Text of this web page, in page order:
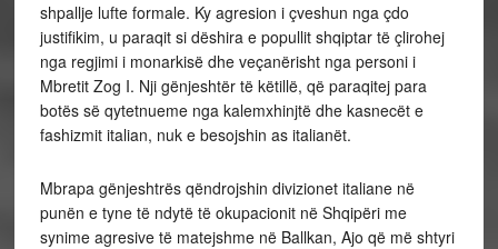
shpallje lufte formale. Ky agresion i çveshun nga çdo
justifikim, u paraqit si dëshira e popullit shqiptar të çlirohej
nga regjimi i monarkisë dhe veçanërisht nga personi i
Mbretit Zog I. Nji gënjeshtër të këtillë, që paraqitej para
botës së qytetnueme nga kalemxhinjtë dhe kasnecët e
fashizmit italian, nuk e besojshin as italianët.
Mbrapa gënjeshtrës qëndrojshin divizionet italiane në
punën e tyne të ndytë të okupacionit në Shqipëri me
synime agresive të matejshme në Ballkan, Ajo që më shtyri